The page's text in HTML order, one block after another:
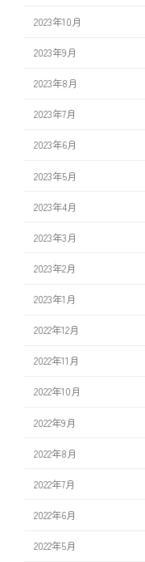
2023年10月
2023年9月
2023年8月
2023年7月
2023年6月
2023年5月
2023年4月
2023年3月
2023年2月
2023年1月
2022年12月
2022年11月
2022年10月
2022年9月
2022年8月
2022年7月
2022年6月
2022年5月